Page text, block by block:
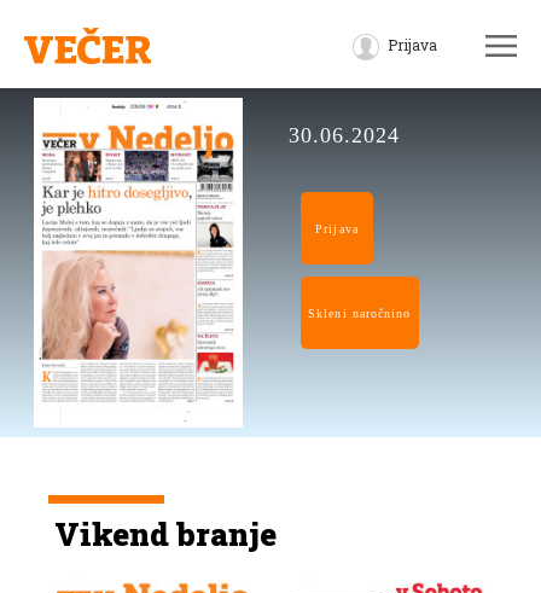
Prijava
30.06.2024
Prijava
Skleni naročnino
Vikend branje